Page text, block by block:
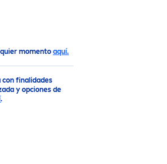
momento aquí.
con finalidades
y opciones de
.